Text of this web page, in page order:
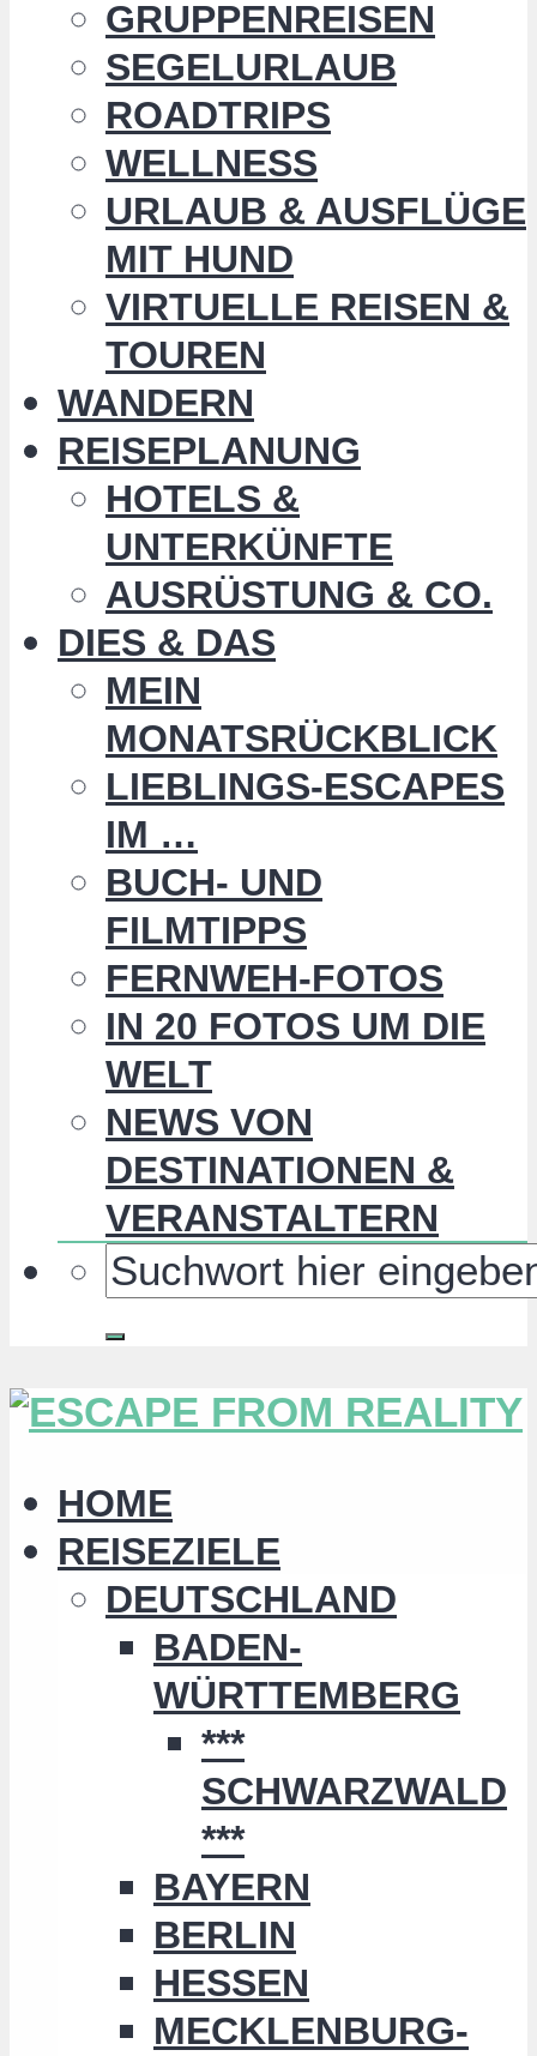
GRUPPENREISEN
SEGELURLAUB
ROADTRIPS
WELLNESS
URLAUB & AUSFLÜGE
MIT HUND
VIRTUELLE REISEN &
TOUREN
WANDERN
REISEPLANUNG
HOTELS &
UNTERKÜNFTE
AUSRÜSTUNG & CO.
DIES & DAS
MEIN
MONATSRÜCKBLICK
LIEBLINGS-ESCAPES
IM …
BUCH- UND
FILMTIPPS
FERNWEH-FOTOS
IN 20 FOTOS UM DIE
WELT
NEWS VON
DESTINATIONEN &
VERANSTALTERN
HOME
REISEZIELE
DEUTSCHLAND
BADEN-
WÜRTTEMBERG
***
SCHWARZWALD
***
BAYERN
BERLIN
HESSEN
MECKLENBURG-